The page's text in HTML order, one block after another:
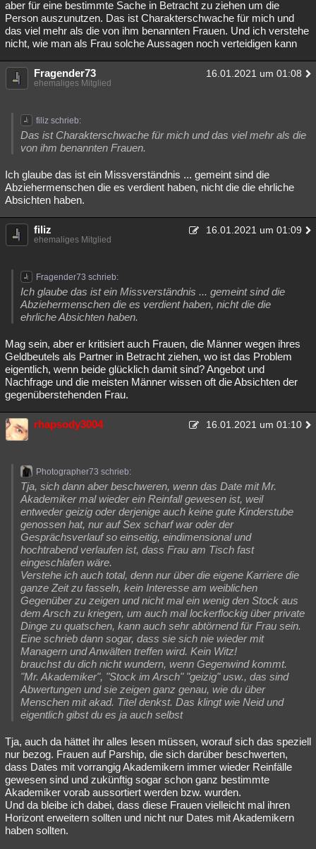
aber für eine bestimmte Sache in Betracht zu ziehen um die
Person auszunutzen. Das ist Charakterschwache für mich und
das viel mehr als die von ihm benannten Frauen. Und ich verstehe
nicht, wie man als Frau solche Aussagen noch verteidigen kann
Fragender73 16.01.2021 um 01:08
ehemaliges Mitglied
filiz schrieb:
Das ist Charakterschwache für mich und das viel mehr als die
von ihm benannten Frauen.
Ich glaube das ist ein Missverständnis ... gemeint sind die
Abziehermenschen die es verdient haben, nicht die die ehrliche
Absichten haben.
filiz 16.01.2021 um 01:09
ehemaliges Mitglied
Fragender73 schrieb:
Ich glaube das ist ein Missverständnis ... gemeint sind die
Abziehermenschen die es verdient haben, nicht die die
ehrliche Absichten haben.
Mag sein, aber er kritisiert auch Frauen, die Männer wegen ihres
Geldbeutels als Partner in Betracht ziehen, wo ist das Problem
eigentlich, wenn beide glücklich damit sind? Angebot und
Nachfrage und die meisten Männer wissen oft die Absichten der
gegenüberstehenden Frau.
rhapsody3004 16.01.2021 um 01:10
Photographer73 schrieb:
Tja, sich dann aber beschweren, wenn das Date mit Mr.
Akademiker mal wieder ein Reinfall gewesen ist, weil
entweder geizig oder derjenige auch keine gute Kinderstube
genossen hat, nur auf Sex scharf war oder der
Gesprächsverlauf so einseitig, eindimensional und
hochtrabend verlaufen ist, dass Frau am Tisch fast
eingeschlafen wäre.
Verstehe ich auch total, denn nur über die eigene Karriere die
ganze Zeit zu fasseln, kein Interesse am weiblichen
Gegenüber zu zeigen und nicht mal ein wenig den Stock aus
dem Arsch zu kriegen, um auch mal lockerflockig über private
Dinge zu quatschen, kann auch sehr abtörnend für Frau sein.
Eine schrieb dann sogar, dass sie sich nie wieder mit
Managern und Anwälten treffen wird. Kein Witz!
brauchst du dich nicht wundern, wenn Gegenwind kommt.
"Mr. Akademiker", "Stock im Arsch" "geizig" usw., das sind
Abwertungen und sie zeigen ganz genau, wie du über
Menschen mit akad. Titel denkst. Das klingt wie Neid und
eigentlich gibst du es ja auch selbst
Tja, auch da hättet ihr alles lesen müssen, worauf sich das speziell
nur bezog. Frauen auf Parship, die sich darüber beschwerten,
dass Dates mit vorrangig Akademikern immer wieder Reinfälle
gewesen sind und zukünftig sogar schon ganz bestimmte
Akademiker vorab aussortiert werden bzw. wurden.
Und da bleibe ich dabei, dass diese Frauen vielleicht mal ihren
Horizont erweitern sollten und nicht nur Dates mit Akademikern
haben sollten.